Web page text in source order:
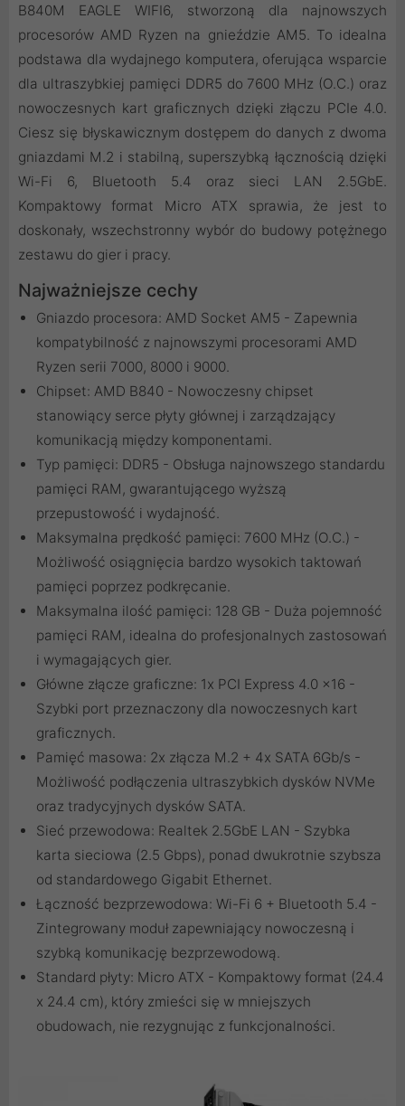
B840M EAGLE WIFI6, stworzoną dla najnowszych
procesorów AMD Ryzen na gnieździe AM5. To idealna
podstawa dla wydajnego komputera, oferująca wsparcie
dla ultraszybkiej pamięci DDR5 do 7600 MHz (O.C.) oraz
nowoczesnych kart graficznych dzięki złączu PCIe 4.0.
Ciesz się błyskawicznym dostępem do danych z dwoma
gniazdami M.2 i stabilną, superszybką łącznością dzięki
Wi-Fi 6, Bluetooth 5.4 oraz sieci LAN 2.5GbE.
Kompaktowy format Micro ATX sprawia, że jest to
doskonały, wszechstronny wybór do budowy potężnego
zestawu do gier i pracy.
Najważniejsze cechy
Gniazdo procesora: AMD Socket AM5 - Zapewnia
kompatybilność z najnowszymi procesorami AMD
Ryzen serii 7000, 8000 i 9000.
Chipset: AMD B840 - Nowoczesny chipset
stanowiący serce płyty głównej i zarządzający
komunikacją między komponentami.
Typ pamięci: DDR5 - Obsługa najnowszego standardu
pamięci RAM, gwarantującego wyższą
przepustowość i wydajność.
Maksymalna prędkość pamięci: 7600 MHz (O.C.) -
Możliwość osiągnięcia bardzo wysokich taktowań
pamięci poprzez podkręcanie.
Maksymalna ilość pamięci: 128 GB - Duża pojemność
pamięci RAM, idealna do profesjonalnych zastosowań
i wymagających gier.
Główne złącze graficzne: 1x PCI Express 4.0 x16 -
Szybki port przeznaczony dla nowoczesnych kart
graficznych.
Pamięć masowa: 2x złącza M.2 + 4x SATA 6Gb/s -
Możliwość podłączenia ultraszybkich dysków NVMe
oraz tradycyjnych dysków SATA.
Sieć przewodowa: Realtek 2.5GbE LAN - Szybka
karta sieciowa (2.5 Gbps), ponad dwukrotnie szybsza
od standardowego Gigabit Ethernet.
Łączność bezprzewodowa: Wi-Fi 6 + Bluetooth 5.4 -
Zintegrowany moduł zapewniający nowoczesną i
szybką komunikację bezprzewodową.
Standard płyty: Micro ATX - Kompaktowy format (24.4
x 24.4 cm), który zmieści się w mniejszych
obudowach, nie rezygnując z funkcjonalności.